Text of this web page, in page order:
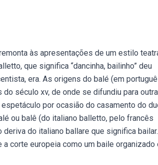
às apresentações de um estilo
que significa “dancinha, bailinho” deu
era. As origens do balé (em
século xv, de onde se difundiu para
por ocasião do casamento do
ou balê (do italiano balletto, pelo francês
do italiano ballare que significa bailar.
corte europeia como um baile organizado